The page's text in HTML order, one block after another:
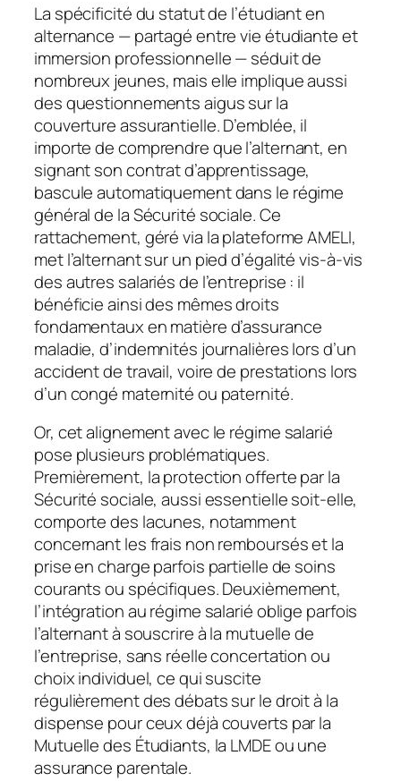
La spécificité du statut de l’étudiant en
alternance — partagé entre vie étudiante et
immersion professionnelle — séduit de
nombreux jeunes, mais elle implique aussi
des questionnements aigus sur la
couverture assurantielle. D’emblée, il
importe de comprendre que l’alternant, en
signant son contrat d’apprentissage,
bascule automatiquement dans le régime
général de la Sécurité sociale. Ce
rattachement, géré via la plateforme AMELI,
met l’alternant sur un pied d’égalité vis-à-vis
des autres salariés de l’entreprise : il
bénéficie ainsi des mêmes droits
fondamentaux en matière d’assurance
maladie, d’indemnités journalières lors d’un
accident de travail, voire de prestations lors
d’un congé maternité ou paternité.
Or, cet alignement avec le régime salarié
pose plusieurs problématiques.
Premièrement, la protection offerte par la
Sécurité sociale, aussi essentielle soit-elle,
comporte des lacunes, notamment
concernant les frais non remboursés et la
prise en charge parfois partielle de soins
courants ou spécifiques. Deuxièmement,
l’intégration au régime salarié oblige parfois
l’alternant à souscrire à la mutuelle de
l’entreprise, sans réelle concertation ou
choix individuel, ce qui suscite
régulièrement des débats sur le droit à la
dispense pour ceux déjà couverts par la
Mutuelle des Étudiants, la LMDE ou une
assurance parentale.